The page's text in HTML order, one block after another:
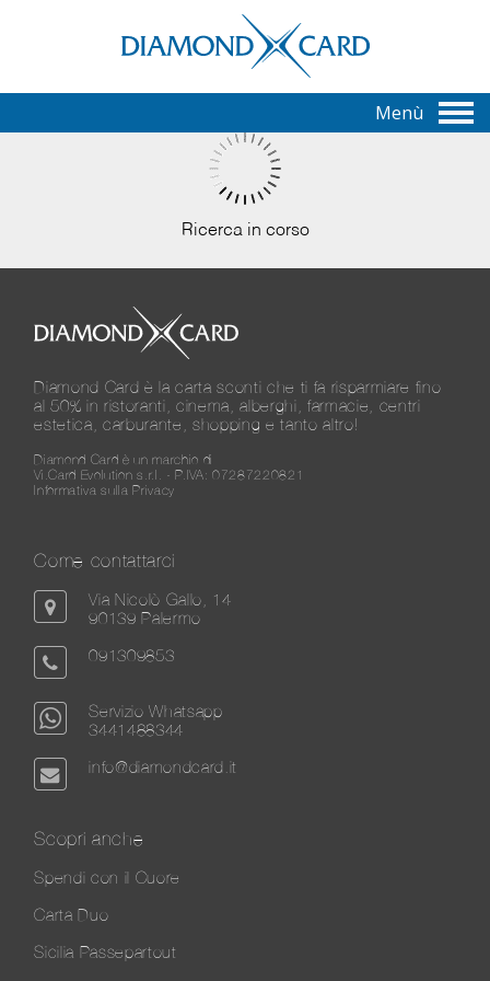
Menù
Ricerca in corso
Diamond Card è la carta sconti che ti fa risparmiare fino
al 50% in ristoranti, cinema, alberghi, farmacie, centri
estetica, carburante, shopping e tanto altro!
Diamond Card è un marchio di
Vi.Card Evolution s.r.l. - P.IVA: 07287220821
Informativa sulla Privacy
Come contattarci
Via Nicolò Gallo, 14
90139 Palermo
091309853
Servizio Whatsapp
3441488344
info@diamondcard.it
Scopri anche
Spendi con il Cuore
Carta Duo
Sicilia Passepartout